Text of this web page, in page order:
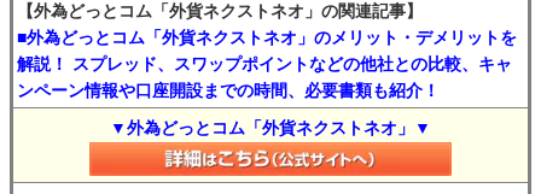
【外為どっとコム「外貨ネクストネオ」の関連記事】
■外為どっとコム「外貨ネクストネオ」のメリット・デメリットを
解説！ スプレッド、スワップポイントなどの他社との比較、キャ
ンペーン情報や口座開設までの時間、必要書類も紹介！
▼外為どっとコム「外貨ネクストネオ」▼